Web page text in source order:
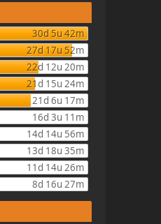
30d 5u 42m
27d 17u 52m
22d 12u 20m
21d 15u 24m
21d 6u 17m
16d 3u 11m
14d 14u 56m
13d 18u 35m
11d 14u 26m
8d 16u 27m